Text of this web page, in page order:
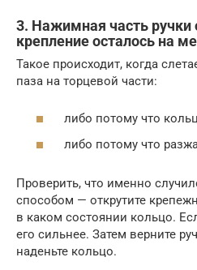
3. Нажимная часть ручки
крепление осталось на
Такое происходит, когда
паза на торцевой части:
либо потому что
либо потому что
Проверить, что именно
способом — открутите
в каком состоянии кольцо.
его сильнее. Затем верните
наденьте кольцо.